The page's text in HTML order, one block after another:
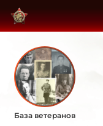
База ветеранов